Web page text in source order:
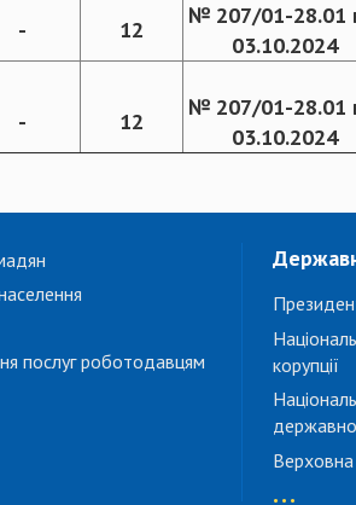
- 12
№ 207/01-28.01
03.10.2024
- 12
№ 207/01-28.01
03.10.2024
послуг роботодавцям
корупції
...